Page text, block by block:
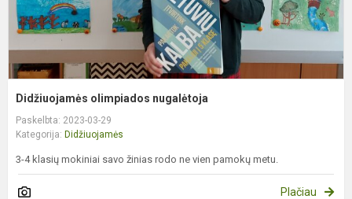
Didžiuojamės olimpiados nugalėtoja
Paskelbta: 2023-03-29
Kategorija: Didžiuojamės
3-4 klasių mokiniai savo žinias rodo ne vien pamokų metu.
Plačiau